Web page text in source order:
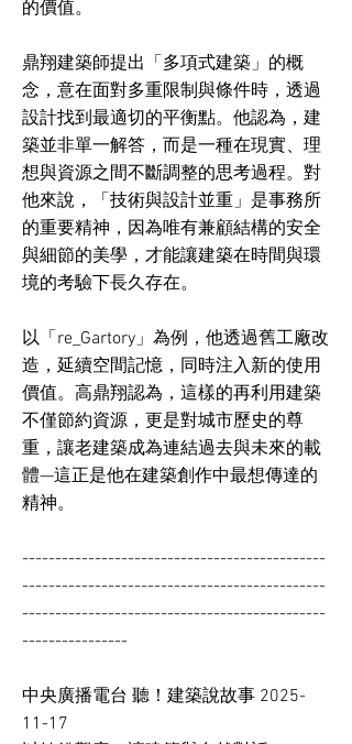
的價值。
鼎翔建築師提出「多項式建築」的概
念，意在面對多重限制與條件時，透過
設計找到最適切的平衡點。他認為，建
築並非單一解答，而是一種在現實、理
想與資源之間不斷調整的思考過程。對
他來說，「技術與設計並重」是事務所
的重要精神，因為唯有兼顧結構的安全
與細節的美學，才能讓建築在時間與環
境的考驗下長久存在。
以「re_Gartory」為例，他透過舊工廠改
造，延續空間記憶，同時注入新的使用
價值。高鼎翔認為，這樣的再利用建築
不僅節約資源，更是對城市歷史的尊
重，讓老建築成為連結過去與未來的載
體—這正是他在建築創作中最想傳達的
精神。
----------------------------------------------
----------------------------------------------
----------------------------------------------
----------------
中央廣播電台 聽！建築說故事 2025-
11-17